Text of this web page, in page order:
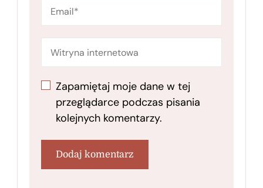
Zapamiętaj moje dane w tej
przeglądarce podczas pisania
kolejnych komentarzy.